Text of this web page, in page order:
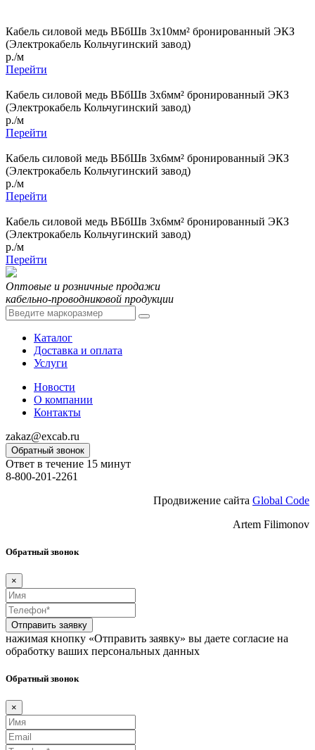
Кабель силовой медь ВБбШв 3x10мм² бронированный ЭКЗ
(Электрокабель Кольчугинский завод)
р./м
Перейти
Кабель силовой медь ВБбШв 3x6мм² бронированный ЭКЗ
(Электрокабель Кольчугинский завод)
р./м
Перейти
Кабель силовой медь ВБбШв 3x6мм² бронированный ЭКЗ
(Электрокабель Кольчугинский завод)
р./м
Перейти
Кабель силовой медь ВБбШв 3x6мм² бронированный ЭКЗ
(Электрокабель Кольчугинский завод)
р./м
Перейти
Оптовые и розничные продажи
кабельно-проводниковой продукции
Каталог
Доставка и оплата
Услуги
Новости
О компании
Контакты
zakaz@excab.ru
Обратный звонок
Ответ в течение 15 минут
8-800-201-2261
Продвижение сайта Global Code
Artem Filimonov
Обратный звонок
×
Отправить заявку
нажимая кнопку «Отправить заявку» вы даете согласие на
обработку ваших персональных данных
Обратный звонок
×